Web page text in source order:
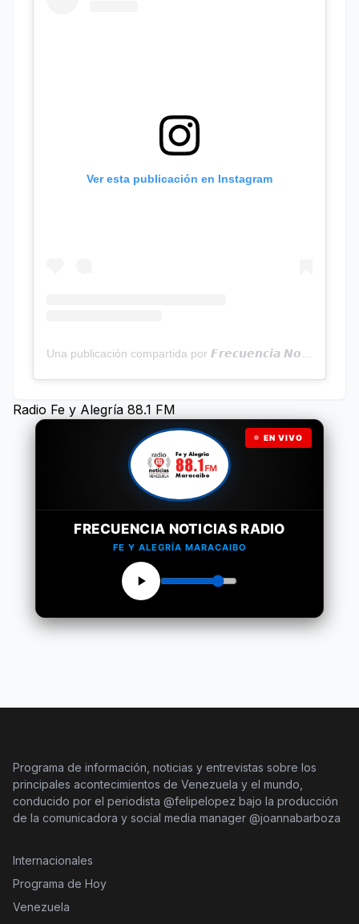
Ver esta publicación en Instagram
Radio Fe y Alegría 88.1 FM
EN VIVO
FRECUENCIA NOTICIAS RADIO
FE Y ALEGRÍA MARACAIBO
Programa de información, noticias y entrevistas sobre los
principales acontecimientos de Venezuela y el mundo,
conducido por el periodista @felipelopez bajo la producción
de la comunicadora y social media manager @joannabarboza
Internacionales
Programa de Hoy
Venezuela